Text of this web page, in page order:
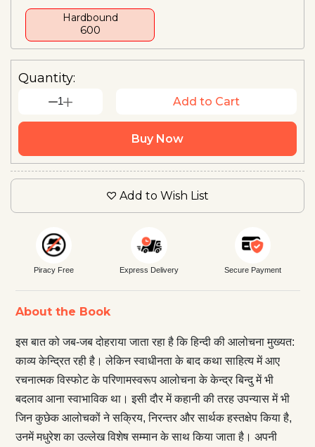
Hardbound
₹600
Quantity:
1 Add to Cart
Buy Now
Add to Wish List
Piracy Free Express Delivery Secure Payment
About the Book
इस बात को जब-जब दोहराया जाता रहा है कि हिन्दी की आलोचना मुख्यत:
काव्य केन्द्रित रही है। लेकिन स्वाधीनता के बाद कथा साहित्य में आए
रचनात्मक विस्फोट के परिणामस्वरूप आलोचना के केन्द्र बिन्दु में भी
बदलाव आना स्वाभाविक था। इसी दौर में कहानी की तरह उपन्यास में भी
जिन कुछेक आलोचकों ने सक्रिय, निरन्तर और सार्थक हस्तक्षेप किया है,
उनमें मधुरेश का उल्लेख विशेष सम्मान के साथ किया जाता है। अपनी